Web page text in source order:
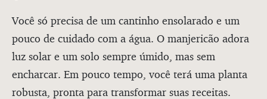
Você só precisa de um cantinho ensolarado e um
pouco de cuidado com a água. O manjericão adora
luz solar e um solo sempre úmido, mas sem
encharcar. Em pouco tempo, você terá uma planta
robusta, pronta para transformar suas receitas.